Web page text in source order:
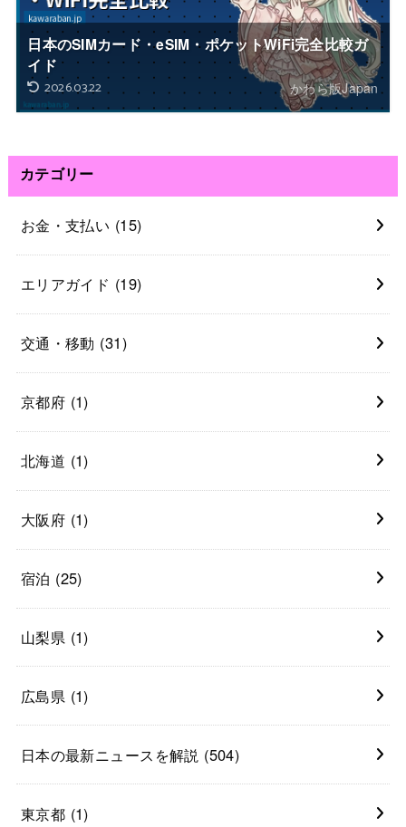
日本のSIMカード・eSIM・ポケットWiFi完全比較ガ
イド
2026.03.22
かわら版Japan
カテゴリー
お金・支払い (15)
エリアガイド (19)
交通・移動 (31)
京都府 (1)
北海道 (1)
大阪府 (1)
宿泊 (25)
山梨県 (1)
広島県 (1)
日本の最新ニュースを解説 (504)
東京都 (1)